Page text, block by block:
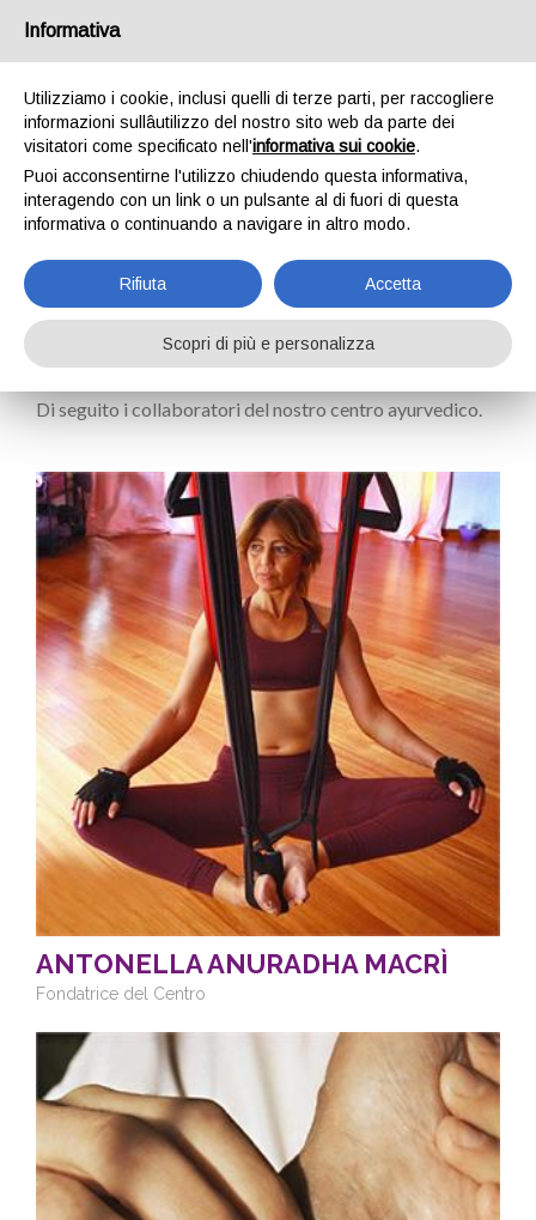
COLLABORATORI
Di seguito i collaboratori del nostro centro ayurvedico.
ANTONELLA ANURADHA MACRÌ
Fondatrice del Centro
Informativa
Utilizziamo i cookie, inclusi quelli di terze parti, per raccogliere
informazioni sullâutilizzo del nostro sito web da parte dei
visitatori come specificato nell'informativa sui cookie.
Puoi acconsentirne l'utilizzo chiudendo questa informativa,
interagendo con un link o un pulsante al di fuori di questa
informativa o continuando a navigare in altro modo.
Rifiuta Accetta
Scopri di più e personalizza